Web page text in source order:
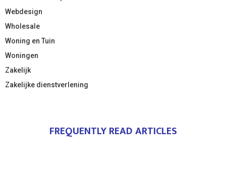
Webdesign
Wholesale
Woning en Tuin
Woningen
Zakelijk
Zakelijke dienstverlening
FREQUENTLY READ ARTICLES